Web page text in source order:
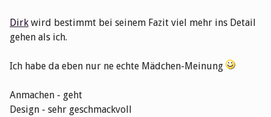
Dirk wird bestimmt bei seinem Fazit viel mehr ins Detail
gehen als ich.
Ich habe da eben nur ne echte Mädchen-Meinung
Anmachen - geht
Design - sehr geschmackvoll